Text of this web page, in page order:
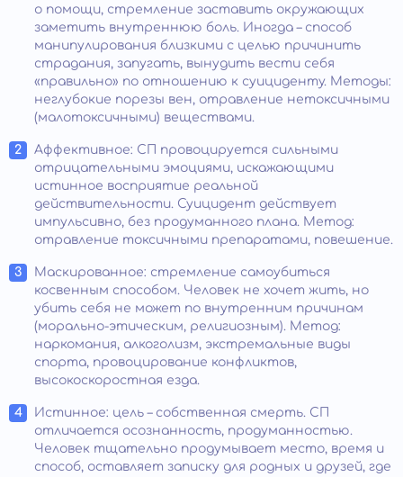
о помощи, стремление заставить окружающих
заметить внутреннюю боль. Иногда – способ
манипулирования близкими с целью причинить
страдания, запугать, вынудить вести себя
«правильно» по отношению к суициденту. Методы:
неглубокие порезы вен, отравление нетоксичными
(малотоксичными) веществами.
Аффективное: СП провоцируется сильными
отрицательными эмоциями, искажающими
истинное восприятие реальной
действительности. Суицидент действует
импульсивно, без продуманного плана. Метод:
отравление токсичными препаратами, повешение.
Маскированное: стремление самоубиться
косвенным способом. Человек не хочет жить, но
убить себя не может по внутренним причинам
(морально-этическим, религиозным). Метод:
наркомания, алкоголизм, экстремальные виды
спорта, провоцирование конфликтов,
высокоскоростная езда.
Истинное: цель – собственная смерть. СП
отличается осознанность, продуманностью.
Человек тщательно продумывает место, время и
способ, оставляет записку для родных и друзей, где